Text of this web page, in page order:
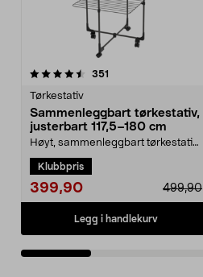
351
Tørkestativ
Sammenleggbart tørkestativ,
justerbart 117,5–180 cm
Høyt, sammenleggbart tørkestativ
tørkeplass på små fl...
Klubbpris
399,90 499,90
Legg i handlekurv
4.0 av 5 stjerner